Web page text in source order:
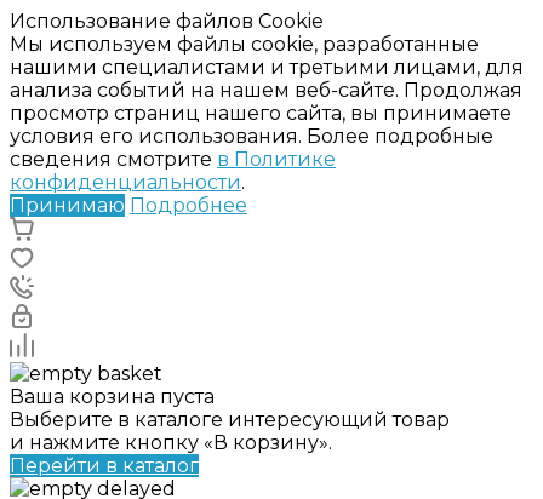
Использование файлов Cookie
Мы используем файлы cookie, разработанные
нашими специалистами и третьими лицами, для
анализа событий на нашем веб-сайте. Продолжая
просмотр страниц нашего сайта, вы принимаете
условия его использования. Более подробные
сведения смотрите в Политике
конфиденциальности.
Принимаю Подробнее
Ваша корзина пуста
Выберите в каталоге интересующий товар
и нажмите кнопку «В корзину».
Перейти в каталог